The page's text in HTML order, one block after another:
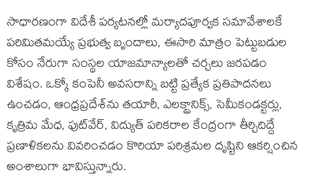
సాధారణంగా విదేశీ పర్యటనల్లో మర్యాదపూర్వక సమావేశాలకే
పరిమితమయ్యే ప్రభుత్వ బృందాలు, ఈసారి మాత్రం పెట్టుబడుల
కోసం నేరుగా సంస్థల యాజమాన్యాలతో చర్చలు జరపడం
విశేషం. ఒక్కో కంపెనీ అవసరాన్ని బట్టి ప్రత్యేక ప్రతిపాదనలు
ఉంచడం, ఆంధ్రప్రదేశ్‌ను తయారీ, ఎలక్ట్రానిక్స్, సెమీకండక్టర్లు,
కృత్రిమ మేధ, ఫుట్‌వేర్, విద్యుత్ పరికరాల కేంద్రంగా తీర్చిదిద్దే
ప్రణాళికలను వివరించడం కొరియా పరిశ్రమల దృష్టిని ఆకర్షించిన
అంశాలుగా భావిస్తున్నారు.